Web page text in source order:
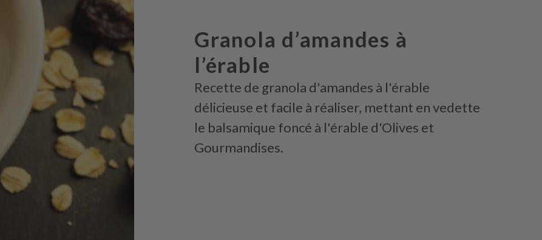
Granola d’amandes à
l’érable
Recette de granola d'amandes à l'érable
délicieuse et facile à réaliser, mettant en vedette
le balsamique foncé à l'érable d'Olives et
Gourmandises.